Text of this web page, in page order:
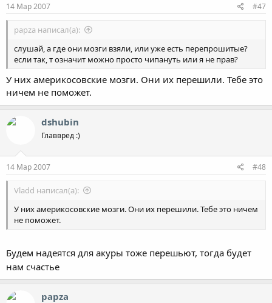
14 Мар 2007 #47
papza написал(а):
слушай, а где они мозги взяли, или уже есть перепрошитые?
если так, т означит можно просто чипануть или я не прав?
У них америкосовские мозги. Они их перешили. Тебе это
ничем не поможет.
dshubin
Главвред :)
14 Мар 2007 #48
Vladd написал(а):
У них америкосовские мозги. Они их перешили. Тебе это ничем
не поможет.
Будем надеятся для акуры тоже перешьют, тогда будет
нам счастье
papza